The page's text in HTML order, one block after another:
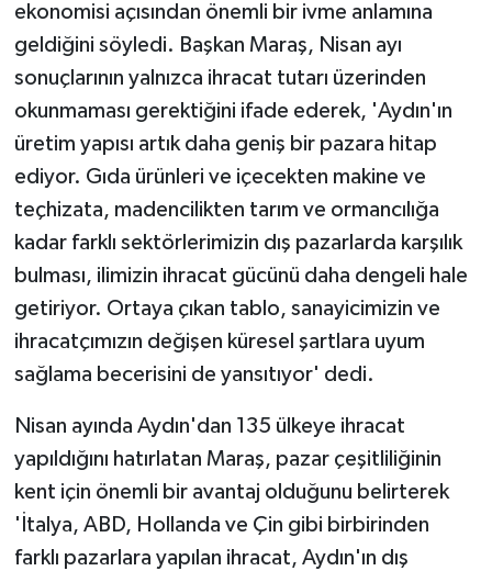
ekonomisi açısından önemli bir ivme anlamına
geldiğini söyledi. Başkan Maraş, Nisan ayı
sonuçlarının yalnızca ihracat tutarı üzerinden
okunmaması gerektiğini ifade ederek, 'Aydın'ın
üretim yapısı artık daha geniş bir pazara hitap
ediyor. Gıda ürünleri ve içecekten makine ve
teçhizata, madencilikten tarım ve ormancılığa
kadar farklı sektörlerimizin dış pazarlarda karşılık
bulması, ilimizin ihracat gücünü daha dengeli hale
getiriyor. Ortaya çıkan tablo, sanayicimizin ve
ihracatçımızın değişen küresel şartlara uyum
sağlama becerisini de yansıtıyor' dedi.
Nisan ayında Aydın'dan 135 ülkeye ihracat
yapıldığını hatırlatan Maraş, pazar çeşitliliğinin
kent için önemli bir avantaj olduğunu belirterek
'İtalya, ABD, Hollanda ve Çin gibi birbirinden
farklı pazarlara yapılan ihracat, Aydın'ın dış